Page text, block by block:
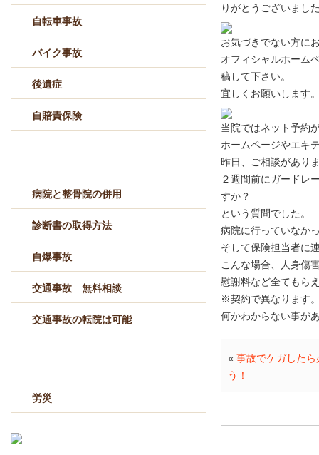
りがとうございまし
お気づきでない方に
オフィシャルホーム
稿して下さい。
宜しくお願いします
当院ではネット予約
ホームページやエキ
昨日、ご相談があり
２週間前にガードレ
すか？
という質問でした。
病院に行っていなか
そして保険担当者に
こんな場合、人身傷
慰謝料など全てもら
※契約で異なります
何かわからない事が
« 事故でケガした
う！
自転車事故
バイク事故
後遺症
自賠責保険
病院と整骨院の併用
診断書の取得方法
自爆事故
交通事故 無料相談
交通事故の転院は可能
労災